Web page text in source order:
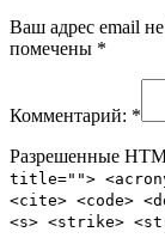
Ваш адрес email
помечены *
Комментарий: *
Разрешенные
title="">
<cite> <code>
<s> <strike>